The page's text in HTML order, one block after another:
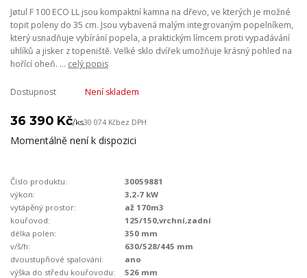
Jøtul F 100 ECO LL jsou kompaktní kamna na dřevo, ve kterých je možné
topit poleny do 35 cm. Jsou vybavená malým integrovaným popelníkem,
který usnadňuje vybírání popela, a praktickým límcem proti vypadávání
uhlíků a jisker z topeniště. Velké sklo dvířek umožňuje krásný pohled na
hořící oheň. ... celý popis
Dostupnost Není skladem
36 390 Kč/ks30 074 Kčbez DPH
Momentálně není k dispozici
Číslo produktu:
30059881
výkon:
3,2-7 kW
vytápěný prostor:
až 170m3
kouřovod:
125/150,vrchní,zadní
délka polen:
350 mm
v/š/h:
630/528/445 mm
dvoustupňové spalování:
ano
výška do středu kouřovodu:
526 mm